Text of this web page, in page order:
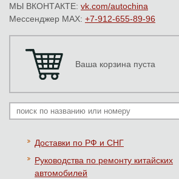
МЫ ВКОНТАКТЕ: vk.com/autochina
Мессенджер MAX: +7-912-655-89-96
Ваша корзина пуста
Доставки по РФ и СНГ
Руководства по ремонту китайских
автомобилей